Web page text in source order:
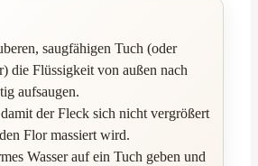
saugfähigen Tuch (oder
die Flüssigkeit von außen nach
aufsaugen.
der Fleck sich nicht vergrößert
Flor massiert wird.
Wasser auf ein Tuch geben und